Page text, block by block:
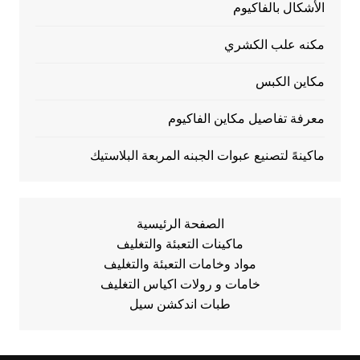
الأشكال بالفاكيوم
مكنه علب الكشري
مكاين الكبس
معرفة تفاصيل مكاين الفاكيوم
ماكينهً لتصنيع عبوات الجبنه المربعة البلاستيك
الصفحة الرئيسية
ماكينات التعبئة والتغليف
مواد وخامات التعبئة والتغليف
خامات و رولات اكياس التغليف
طبات اندكشن سيل